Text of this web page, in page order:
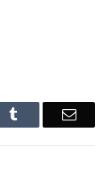
Email